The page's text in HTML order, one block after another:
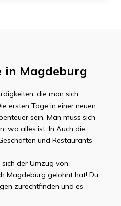
in Magdeburg
die man sich
ersten Tage in einer neuen
sein. Man muss sich
wo alles ist. In Auch die
und Restaurants
der Umzug von
Magdeburg gelohnt hat! Du
zurechtfinden und es